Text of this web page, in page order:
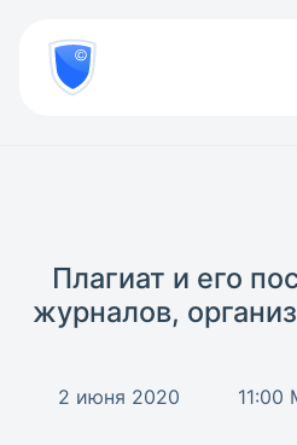
800
777-
81-Проверить
Плагиат и его
журналов,
2 июня 2020 11:00